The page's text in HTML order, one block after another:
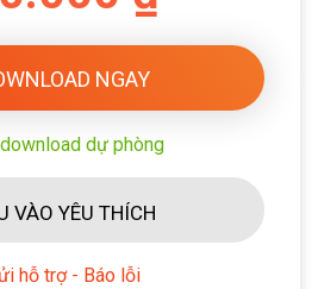
NGAY
dự phòng
VÀO YÊU THÍCH
hỗ trợ - Báo lỗi